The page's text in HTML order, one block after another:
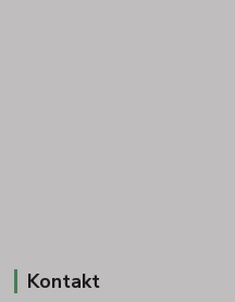
Kontakt